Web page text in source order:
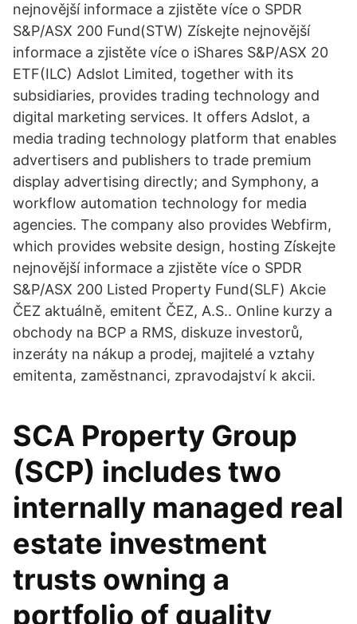
nejnovější informace a zjistěte více o SPDR
S&P/ASX 200 Fund(STW) Získejte nejnovější
informace a zjistěte více o iShares S&P/ASX 20
ETF(ILC) Adslot Limited, together with its
subsidiaries, provides trading technology and
digital marketing services. It offers Adslot, a
media trading technology platform that enables
advertisers and publishers to trade premium
display advertising directly; and Symphony, a
workflow automation technology for media
agencies. The company also provides Webfirm,
which provides website design, hosting Získejte
nejnovější informace a zjistěte více o SPDR
S&P/ASX 200 Listed Property Fund(SLF) Akcie
ČEZ aktuálně, emitent ČEZ, A.S.. Online kurzy a
obchody na BCP a RMS, diskuze investorů,
inzeráty na nákup a prodej, majitelé a vztahy
emitenta, zaměstnanci, zpravodajství k akcii.
SCA Property Group
(SCP) includes two
internally managed real
estate investment
trusts owning a
portfolio of quality